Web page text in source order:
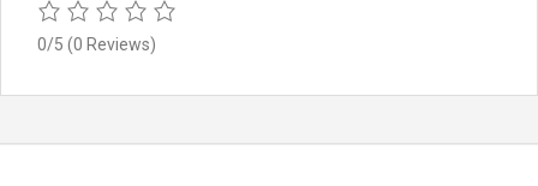
0/5 (0 Reviews)